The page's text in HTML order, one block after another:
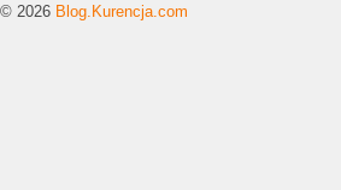
© 2026 Blog.Kurencja.com